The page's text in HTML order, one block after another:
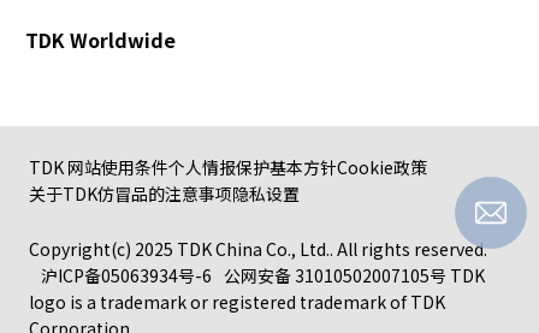
TDK Worldwide
TDK 网站使用条件个人情报保护基本方针Cookie政策
关于TDK仿冒品的注意事项隐私设置
Copyright(c) 2025 TDK China Co., Ltd.. All rights reserved.
沪ICP备05063934号-6 公网安备 31010502007105号 TDK
logo is a trademark or registered trademark of TDK
Corporation.